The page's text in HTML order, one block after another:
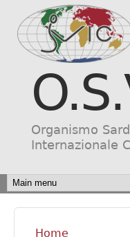
Organismo
Internazionale
MAIN
Home